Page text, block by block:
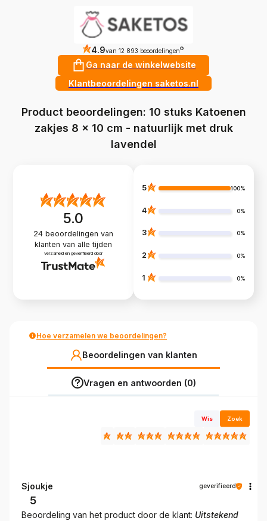
4.9van 12 893 beoordelingen ?
Ga naar de winkelwebsite
Klantbeoordelingen saketos.nl
Product beoordelingen: 10 stuks Katoenen
zakjes 8 x 10 cm - natuurlijk met druk
lavendel
5.0
24beoordelingen van
klanten van alle tijden
verzameld en geverifieerd door
5 100%
4 0%
3 0%
2 0%
1 0%
Hoe verzamelen we beoordelingen?
Beoordelingen van klanten
Vragen en antwoorden (0)
Wis Zoek
Sjoukje geverifieerd
5
Beoordeling van het product door de klant: Uitstekend